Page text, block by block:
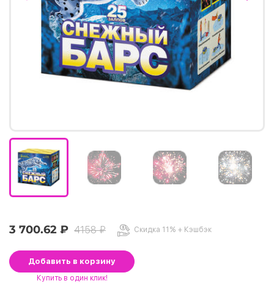
3 700.62 ₽ 4158 ₽ Скидка 11% + Кэшбэк
Добавить в корзину
Купить в один клик!